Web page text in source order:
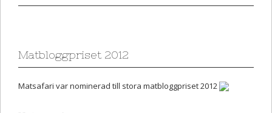
Matbloggpriset 2012
Matsafari var nominerad till stora matbloggpriset 2012